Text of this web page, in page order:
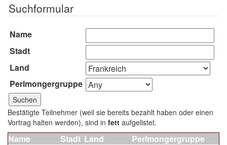
Suchformular
Name
Stadt
Land
Perlmongergruppe
Bestätigte Teilnehmer (weil sie bereits bezahlt haben oder einen
Vortrag halten werden), sind in fett aufgelistet.
Name Stadt Land
Perlmongergruppe